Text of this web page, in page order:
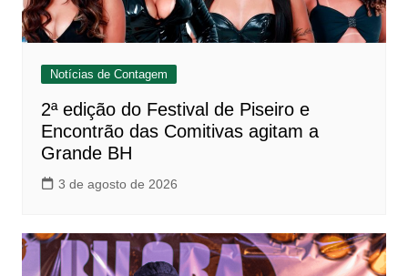
Notícias de Contagem
2ª edição do Festival de Piseiro e
Encontrão das Comitivas agitam a
Grande BH
3 de agosto de 2026